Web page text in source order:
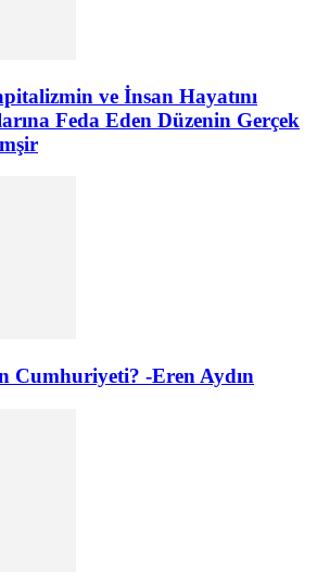
ve İnsan Hayatını
Feda Eden Düzenin Gerçek
Cumhuriyeti? -Eren Aydın